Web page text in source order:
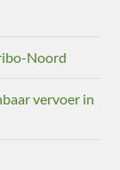
Noord
vervoer in